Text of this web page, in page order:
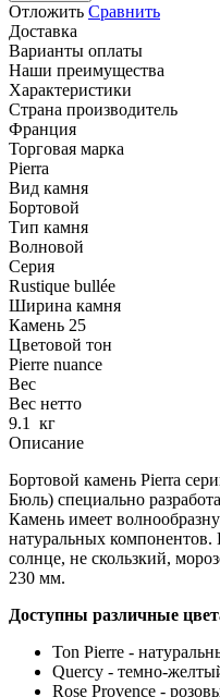
Отложить Сравнить
Доставка
Варианты оплаты
Наши преимущества
Характеристики
Страна производитель
Франция
Торговая марка
Pierra
Вид камня
Бортовой
Тип камня
Волновой
Серия
Rustique bullée
Ширина камня
Камень 25
Цветовой тон
Pierre nuance
Вес
Вес нетто
9.1
кг
Описание
Бортовой камень Pierra
Бюль) специально
Камень имеет
натуральных компонентов.
солнце, не скользкий,
230 мм.
Доступны различные
Ton Pierre -
Quercy - темно-
Rose Provence -